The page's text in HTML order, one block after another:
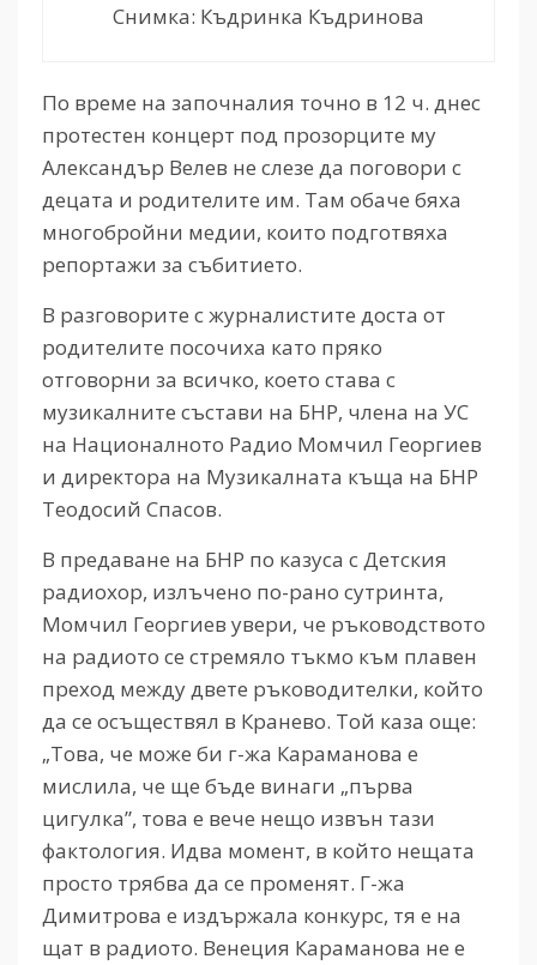
Снимка: Къдринка Къдринова
По време на започналия точно в 12 ч. днес
протестен концерт под прозорците му
Александър Велев не слезе да поговори с
децата и родителите им. Там обаче бяха
многобройни медии, които подготвяха
репортажи за събитието.
В разговорите с журналистите доста от
родителите посочиха като пряко
отговорни за всичко, което става с
музикалните състави на БНР, члена на УС
на Националното Радио Момчил Георгиев
и директора на Музикалната къща на БНР
Теодосий Спасов.
В предаване на БНР по казуса с Детския
радиохор, излъчено по-рано сутринта,
Момчил Георгиев увери, че ръководството
на радиото се стремяло тъкмо към плавен
преход между двете ръководителки, който
да се осъществял в Кранево. Той каза още:
„Това, че може би г-жа Караманова е
мислила, че ще бъде винаги „първа
цигулка”, това е вече нещо извън тази
фактология. Идва момент, в който нещата
просто трябва да се променят. Г-жа
Димитрова е издържала конкурс, тя е на
щат в радиото. Венеция Караманова не е